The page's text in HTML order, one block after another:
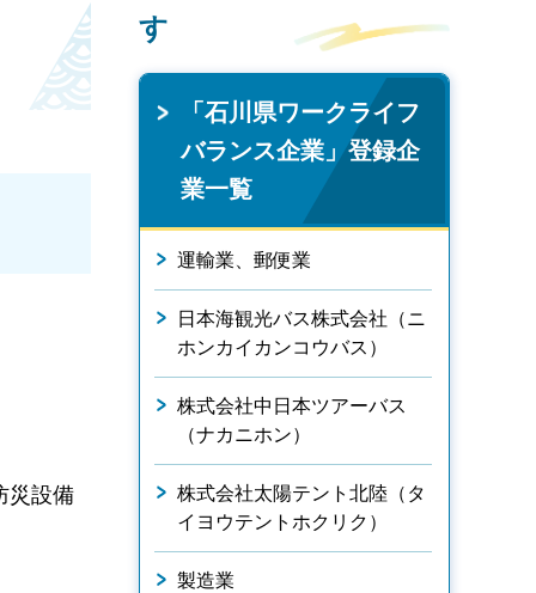
災設備
す
「石川県ワークライフ
バランス企業」登録企
業一覧
運輸業、郵便業
日本海観光バス株式会社（ニ
ホンカイカンコウバス）
株式会社中日本ツアーバス
（ナカニホン）
株式会社太陽テント北陸（タ
イヨウテントホクリク）
製造業